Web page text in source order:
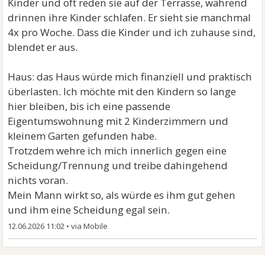
drinnen ihre Kinder schlafen. Er sieht sie manchmal
4x pro Woche. Dass die Kinder und ich zuhause sind,
blendet er aus.
Haus: das Haus würde mich finanziell und praktisch
überlasten. Ich möchte mit den Kindern so lange
hier bleiben, bis ich eine passende
Eigentumswohnung mit 2 Kinderzimmern und
kleinem Garten gefunden habe.
Trotzdem wehre ich mich innerlich gegen eine
Scheidung/Trennung und treibe dahingehend
nichts voran.
Mein Mann wirkt so, als würde es ihm gut gehen
und ihm eine Scheidung egal sein.
12.06.2026 11:02 •